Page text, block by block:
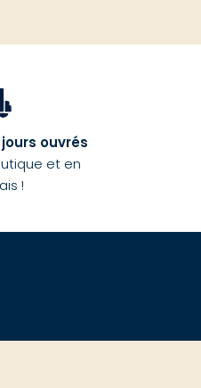
ouvrés
et en
!